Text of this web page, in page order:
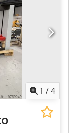
1 /4